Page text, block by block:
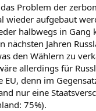
Problem der
wieder aufgebaut
halbwegs in Gang
nächsten Jahren
den Wählern zu
allerdings für
denn im
nur eine
75%).